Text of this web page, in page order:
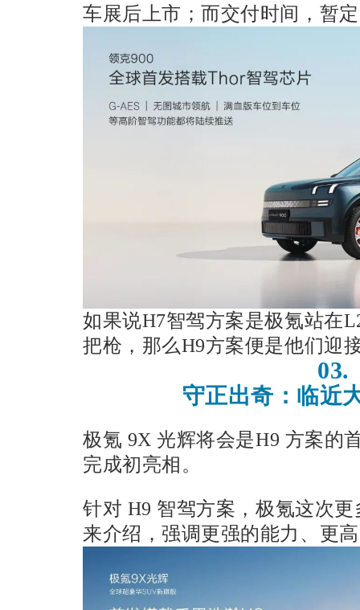
车展后上市；而交付时间，暂
如果说H7智驾方案是极氪站在
把枪，那么H9方案便是他们迎
03.
守正出奇：临近
极氪 9X 光辉将会是H9 方案的
完成初亮相。
针对 H9 智驾方案，极氪这次
来介绍，强调更强的能力、更